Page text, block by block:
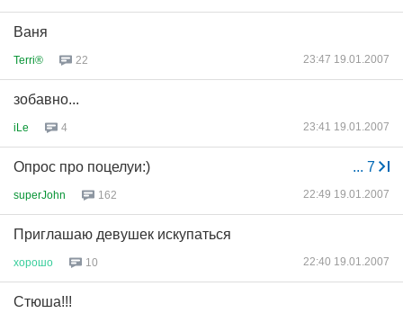
Ваня
Terri® 22 23:47 19.01.2007
зобавно...
iLe 4 23:41 19.01.2007
... 7
Опрос про поцелуи:)
superJohn 162 22:49 19.01.2007
Приглашаю девушек искупаться
хорошо 10 22:40 19.01.2007
Стюша!!!